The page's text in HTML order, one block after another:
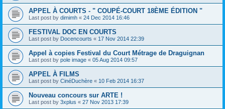
APPEL À COURTS - " COUPÉ-COURT 18ÈME ÉDITION "
Last post by dimimh « 24 Dec 2014 16:46
FESTIVAL DOC EN COURTS
Last post by Docencourts « 17 Nov 2014 22:39
Appel à copies Festival du Court Métrage de Draguignan
Last post by pole image « 05 Aug 2014 09:57
APPEL À FILMS
Last post by CinéDuchère « 10 Feb 2014 16:37
Nouveau concours sur ARTE !
Last post by 3xplus « 27 Nov 2013 17:39